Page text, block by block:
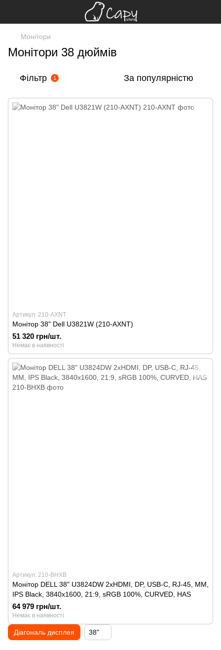
Монітори
Монітори 38 дюймів
Фільтр 1 За популярністю
Артикул: 210-AXNT
Монітор 38" Dell U3821W (210-AXNT)
51 320 грн/шт.
Немає в наявності
Артикул: 210-BHXB
Монітор DELL 38" U3824DW 2xHDMI, DP, USB-C, RJ-45, MM,
IPS Black, 3840x1600, 21:9, sRGB 100%, CURVED, HAS
64 979 грн/шт.
Немає в наявності
Діагональ дисплея 38"